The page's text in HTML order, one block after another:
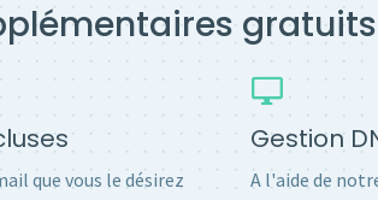
que vous le désirez
Gestion
A l'aide de